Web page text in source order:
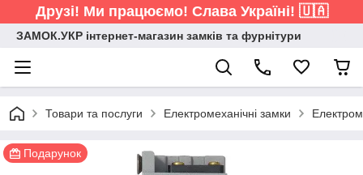
Друзі! Ми працюємо! Слава Україні! 🇺🇦
ЗАМОК.УКР інтернет-магазин замків та фурнітури
Товари та послуги Електромеханічні замки
Подарунок